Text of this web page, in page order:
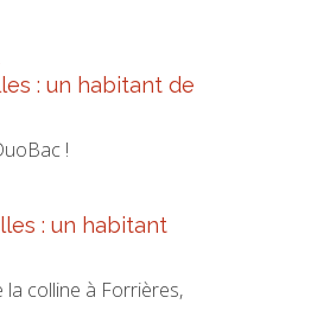
: un habitant de
!
: un habitant
colline à Forrières,